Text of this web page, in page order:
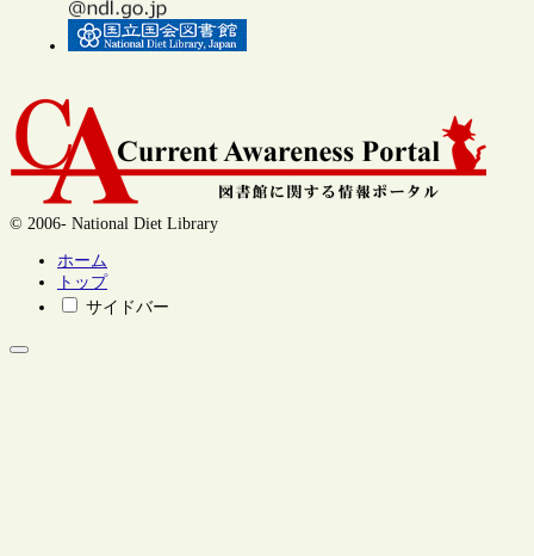
© 2006- National Diet Library
ホーム
トップ
サイドバー